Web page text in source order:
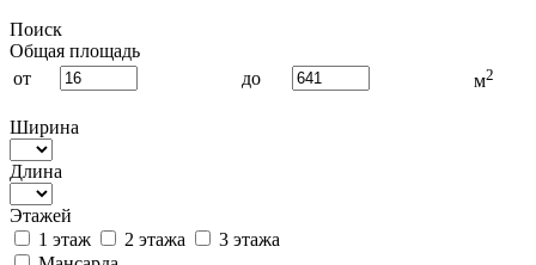
Поиск
Общая площадь
от
до м2
Ширина
Длина
Этажей
1 этаж
2 этажа
3 этажа